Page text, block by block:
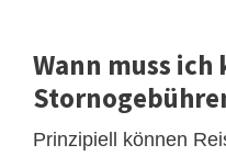
Wann muss ich
Prinzipiell können